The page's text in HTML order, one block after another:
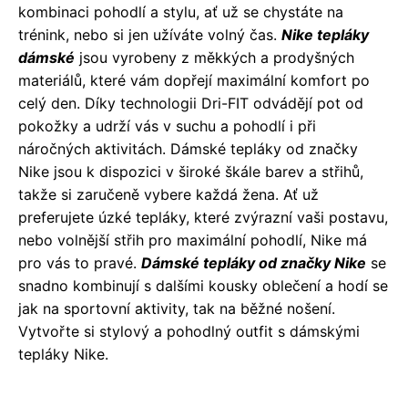
kombinaci pohodlí a stylu, ať už se chystáte na
trénink, nebo si jen užíváte volný čas. Nike tepláky
dámské jsou vyrobeny z měkkých a prodyšných
materiálů, které vám dopřejí maximální komfort po
celý den. Díky technologii Dri-FIT odvádějí pot od
pokožky a udrží vás v suchu a pohodlí i při
náročných aktivitách. Dámské tepláky od značky
Nike jsou k dispozici v široké škále barev a střihů,
takže si zaručeně vybere každá žena. Ať už
preferujete úzké tepláky, které zvýrazní vaši postavu,
nebo volnější střih pro maximální pohodlí, Nike má
pro vás to pravé. Dámské tepláky od značky Nike se
snadno kombinují s dalšími kousky oblečení a hodí se
jak na sportovní aktivity, tak na běžné nošení.
Vytvořte si stylový a pohodlný outfit s dámskými
tepláky Nike.